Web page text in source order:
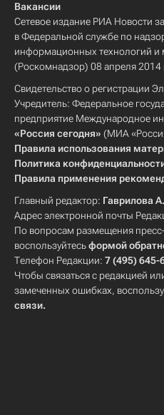
Вакансии
Сетевое издание РИА Новости
в Федеральной службе по
информационных технологий и
(Роскомнадзор) 08 апреля 2014
Свидетельство о регистрации
Учредитель: Федеральное
предприятие Международное
«Россия сегодня» (МИА
Правила использования
Политика
Правила применения
Главный редактор: Гаврилова
Адрес электронной почты
По вопросам размещения
воспользуйтесьформой
Телефон Редакции: 7 (495) 645-
Чтобы связаться с редакцией
замеченных ошибках,
связи.